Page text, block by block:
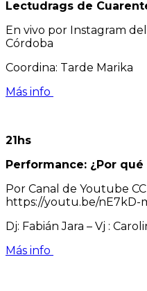
Lectudrags de
En vivo por Instagram
Córdoba
Coordina: Tarde Marika
Más info
21hs
Performance: ¿Por qué
Por Canal de Youtube
https://youtu.be/nE7kD-
Dj: Fabián Jara – Vj :
Más info